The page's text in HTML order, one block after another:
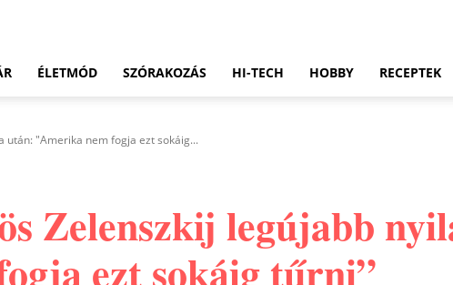
ÉLETMÓD SZÓRAKOZÁS HI-TECH HOBBY RECEPTEK
után: "Amerika nem fogja ezt sokáig...
Zelenszkij legújabb
ezt sokáig tűrni”